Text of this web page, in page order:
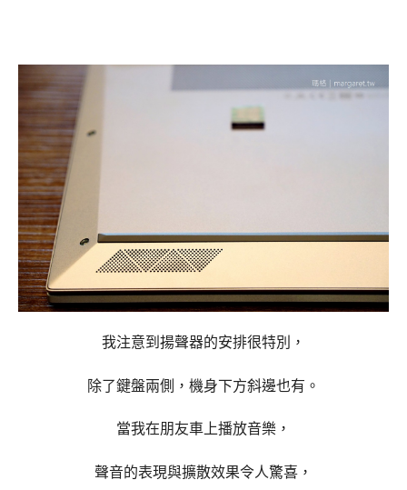
我注意到揚聲器的安排很特別，
除了鍵盤兩側， 機身下方斜邊也有。
當我在朋友車上播放音樂，
聲音的表現與擴散效果令人驚喜，